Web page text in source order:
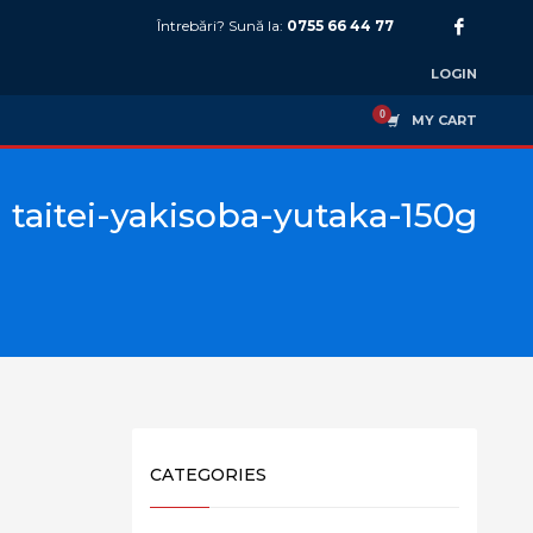
Întrebări? Sună la: 0755 66 44 77
LOGIN
MY CART
taitei-yakisoba-yutaka-150g
CATEGORIES